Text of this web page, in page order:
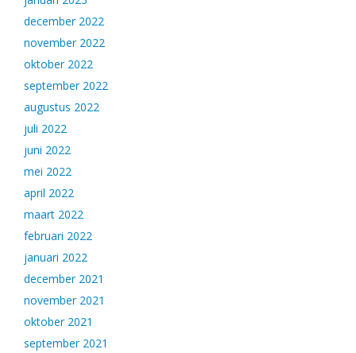
december 2022
november 2022
oktober 2022
september 2022
augustus 2022
juli 2022
juni 2022
mei 2022
april 2022
maart 2022
februari 2022
januari 2022
december 2021
november 2021
oktober 2021
september 2021